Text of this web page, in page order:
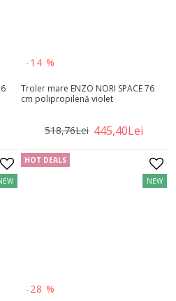
-14 %
Troler mare ENZO NORI SPACE 76
cm polipropilenă violet
445,40Lei
518,76Lei
NEW
HOT DEALS
-28 %